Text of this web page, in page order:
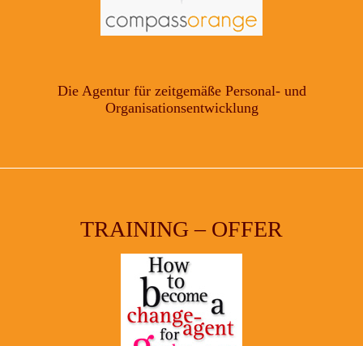
Die Agentur für zeitgemäße Personal- und
Organisationsentwicklung
TRAINING – OFFER